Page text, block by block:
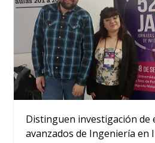
Distinguen investigación de
avanzados de Ingeniería en